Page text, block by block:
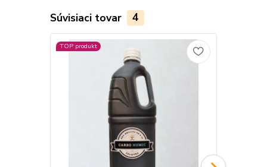
Súvisiaci tovar 4
TOP produkt